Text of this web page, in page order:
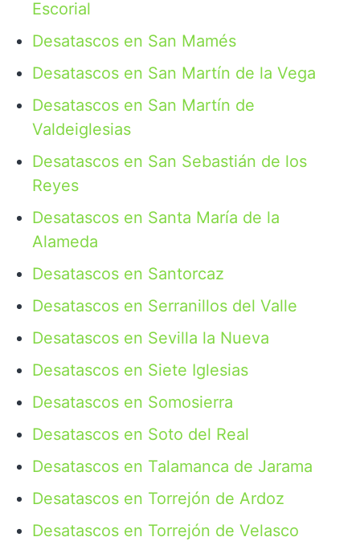
Escorial
Desatascos en San Mamés
Desatascos en San Martín de la Vega
Desatascos en San Martín de
Valdeiglesias
Desatascos en San Sebastián de los
Reyes
Desatascos en Santa María de la
Alameda
Desatascos en Santorcaz
Desatascos en Serranillos del Valle
Desatascos en Sevilla la Nueva
Desatascos en Siete Iglesias
Desatascos en Somosierra
Desatascos en Soto del Real
Desatascos en Talamanca de Jarama
Desatascos en Torrejón de Ardoz
Desatascos en Torrejón de Velasco